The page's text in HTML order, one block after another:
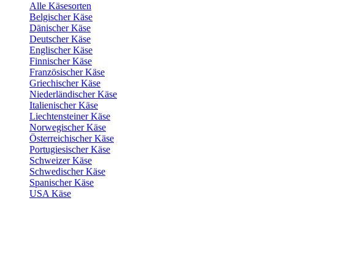
Alle Käsesorten
Belgischer Käse
Dänischer Käse
Deutscher Käse
Englischer Käse
Finnischer Käse
Französischer Käse
Griechischer Käse
Niederländischer Käse
Italienischer Käse
Liechtensteiner Käse
Norwegischer Käse
Österreichischer Käse
Portugiesischer Käse
Schweizer Käse
Schwedischer Käse
Spanischer Käse
USA Käse